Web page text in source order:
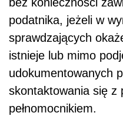
podatnika, jeżeli w
sprawdzających
istnieje lub mimo
udokumentowanych
skontaktowania się z
pełnomocnikiem.